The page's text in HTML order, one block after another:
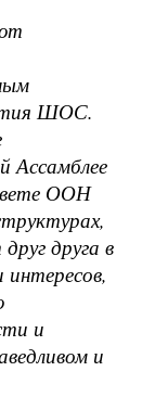
ШОС.
Ассамблее
ООН
друга в
интересов,
и
и